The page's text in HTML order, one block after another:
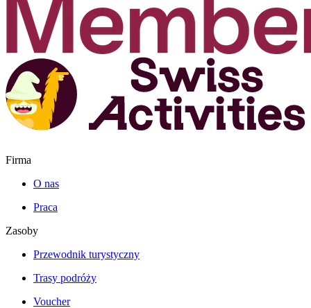
Firma
O nas
Praca
Zasoby
Przewodnik turystyczny
Trasy podróży
Voucher